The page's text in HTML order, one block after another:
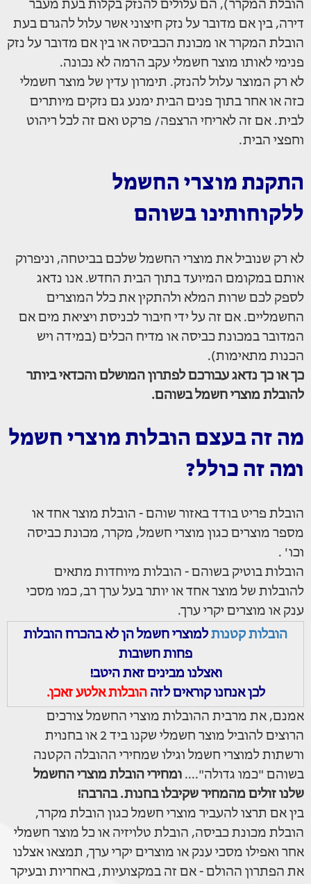
הובלת המקרר), הם עלולים להנזק בקלות בעת מעבר
דירה, בין אם מדובר על נזק חיצוני אשר עלול להגרם בעת
הובלת המקרר או מכונת הכביסה או בין אם מדובר על נזק
פנימי לאותו מוצר חשמלי עקב הרמה לא נכונה.
לא רק המוצר עלול להנזק. תימרון עדין של מוצר חשמלי
כזה או אחר בתוך פנים הבית ימנע גם נזקים מיותרים
לבית. אם זה לאריחי הרצפה/ פרקט ואם זה לכל ריהוט
וחפצי הבית.
התקנת מוצרי החשמל
ללקוחותינו בשוהם
לא רק שנוביל את מוצרי החשמל שלכם בביטחה, וניפרוק
אותם במקומם המיועד בתוך הבית החדש. אנו נדאג
לספק לכם שרות המלא ולהתקין את כלל המוצרים
החשמליים. אם זה על ידי חיבור לכניסת ויציאת מים אם
המדובר במכונת כביסה או מדיח הכלים (במידה ויש
הכנות מתאימות).
כך או כך נדאג עבורכם לפתרון המושלם והכדאי ביותר
להובלת מוצרי חשמל בשוהם.
מה זה בעצם הובלות מוצרי חשמל
ומה זה כולל?
הובלת פריט בודד באזור שוהם - הובלת מוצר אחד או
מספר מוצרים כגון מוצרי חשמל, מקרר, מכונת כביסה
וכו' .
הובלות בוטיק בשוהם - הובלות מיוחדות מתאים
להובלות של מוצר אחד או יותר בעל ערך רב, כמו מסכי
ענק או מוצרים יקרי ערך.
הובלות קטנות למוצרי חשמל הן לא בהכרח הובלות
פחות חשובות
ואצלנו מבינים זאת היטב!
לכן אנחנו קוראים לזההובלות אלטע זאכן.
אמנם, את מרבית ההובלות מוצרי החשמל צורכים
הרוצים להוביל מוצר חשמלי שקנו ביד 2 או בחנוית
ורשתות למוצרי חשמל וגילו שמחירי ההובלה הקטנה
בשוהם "כמו גדולה".... ומחירי הובלת מוצרי החשמל
שלנו זולים מהמחיר שקיבלו בחנות. בהרבה!
בין אם תרצו להעביר מוצרי חשמל כגון הובלת מקרר,
הובלת מכונת כביסה, הובלת טלויזיה או כל מוצר חשמלי
אחר ואפילו מסכי ענק או מוצרים יקרי ערך, תמצאו אצלנו
את הפתרון ההולם - אם זה במקצועיות, באחריות ובעיקר